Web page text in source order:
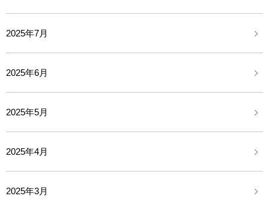
2025年7月
2025年6月
2025年5月
2025年4月
2025年3月